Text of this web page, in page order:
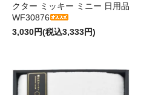
クター ミッキー ミニー 日用品
WF30876
3,030円(税込3,333円)